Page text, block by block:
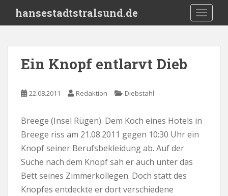
i
hansestadtstralsund.de
Ein Knopf entlarvt Dieb
22.08.2011 Redaktion Diebstahl
Breege (Insel Rügen). Dem Koch eines Hotels in
Breege riss am 21.08.2011 gegen 10:30 Uhr ein
Knopf seiner Berufsbekleidung ab. Auf der
Suche nach dem Knopf sah er auch unter das
Bett seines Zimmerkollegen. Doch statt des
Knopfes entdeckte er dort verschiedene